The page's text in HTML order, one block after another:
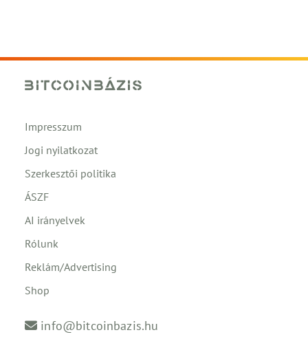
Impresszum
Jogi nyilatkozat
Szerkesztői politika
ÁSZF
AI irányelvek
Rólunk
Reklám/Advertising
Shop
info@bitcoinbazis.hu